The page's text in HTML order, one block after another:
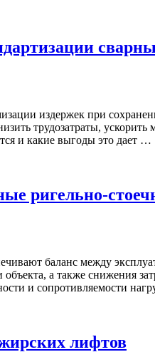
издержек при
трудозатраты,
и какие выгоды это дает …
ригельно-
баланс между
а также снижения
и сопротивляемости
лифтов